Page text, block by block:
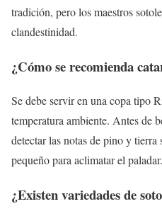
tradición, pero los maestros
clandestinidad.
¿Cómo se recomienda
Se debe servir en una copa tipo
temperatura ambiente. Antes de
detectar las notas de pino y
pequeño para aclimatar el paladar.
¿Existen variedades de